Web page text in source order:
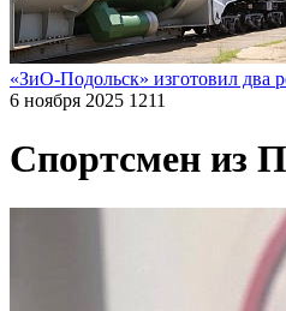
«ЗиО-Подольск» изготовил два
6 ноября 2025 1211
Спортсмен из